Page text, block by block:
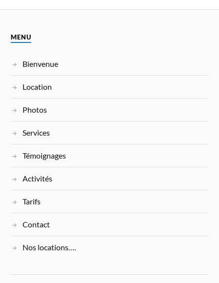
MENU
Bienvenue
Location
Photos
Services
Témoignages
Activités
Tarifs
Contact
Nos locations….